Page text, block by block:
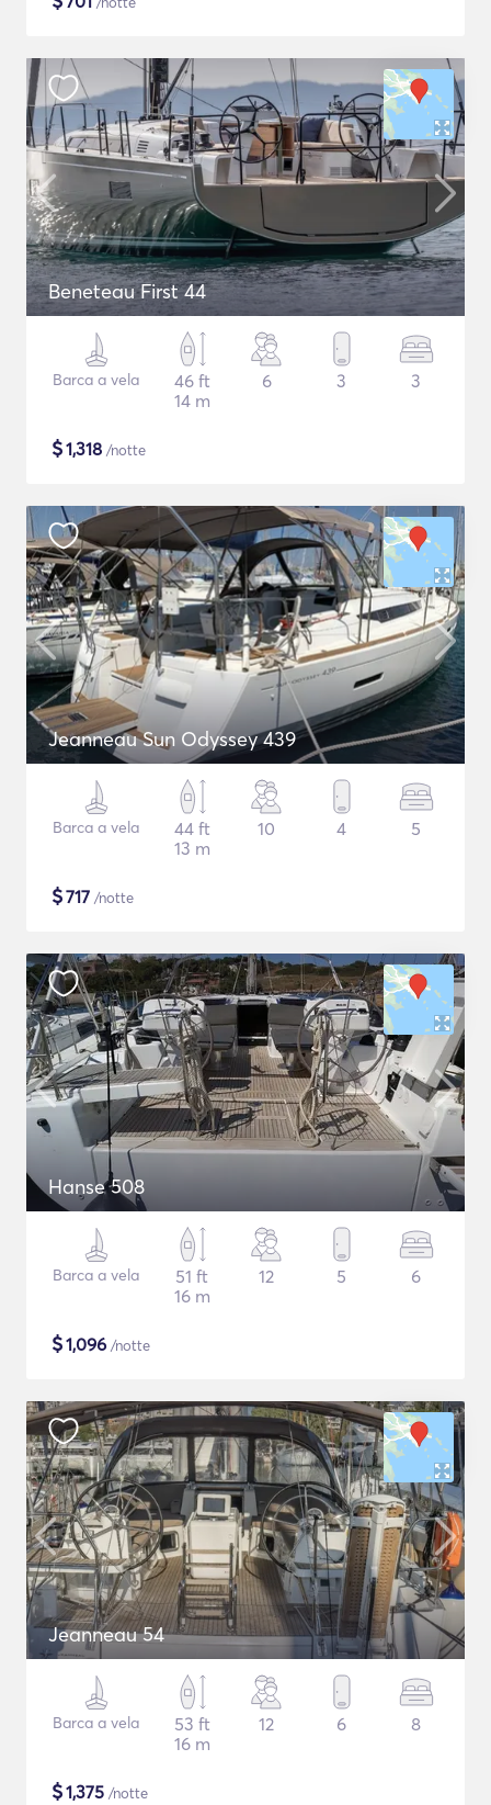
Beneteau First 44
Barca a vela
46 ft
14 m
6 3 3
$1,318 /notte
Jeanneau Sun Odyssey 439
Barca a vela
44 ft
13 m
10 4 5
$717 /notte
Hanse 508
Barca a vela
51 ft
16 m
12 5 6
$1,096 /notte
Jeanneau 54
Barca a vela
53 ft
16 m
12 6 8
$1,375 /notte